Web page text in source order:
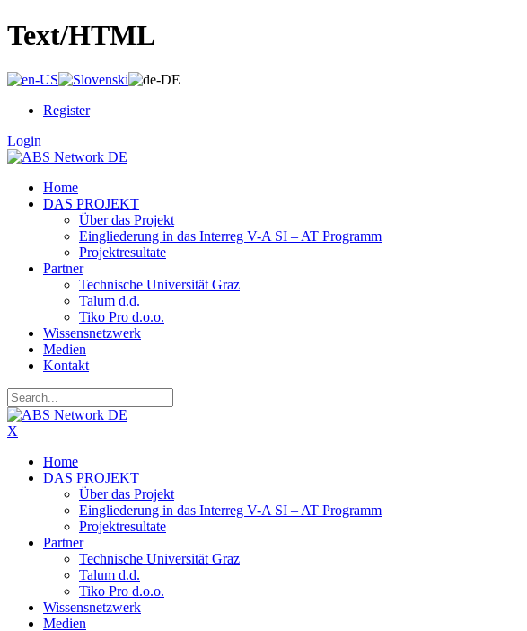
Text/HTML
Register
Login
Home
DAS PROJEKT
Über das Projekt
Eingliederung in das Interreg V-A SI – AT Programm
Projektresultate
Partner
Technische Universität Graz
Talum d.d.
Tiko Pro d.o.o.
Wissensnetzwerk
Medien
Kontakt
X
Home
DAS PROJEKT
Über das Projekt
Eingliederung in das Interreg V-A SI – AT Programm
Projektresultate
Partner
Technische Universität Graz
Talum d.d.
Tiko Pro d.o.o.
Wissensnetzwerk
Medien